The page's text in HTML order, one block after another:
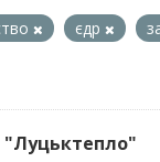
єдр
"Луцьктепло"